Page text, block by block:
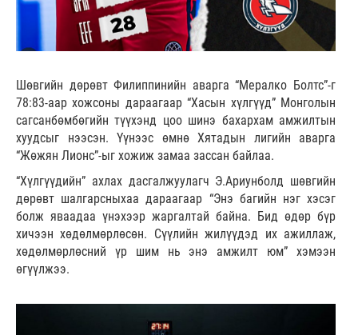
Шөвгийн дөрөвт Филиппинийн аварга “Мералко Болтс”-г
78:83-аар хожсоны дараагаар “Хасын хүлгүүд” Монголын
сагсанбөмбөгийн түүхэнд цоо шинэ бахархам амжилтын
хуудсыг нээсэн. Үүнээс өмнө Хятадын лигийн аварга
“Жөжян Лионс”-ыг хожиж замаа зассан байлаа.
“Хүлгүүдийн” ахлах дасгалжуулагч Э.Ариунболд шөвгийн
дөрөвт шалгарсныхаа дараагаар “Энэ багийн нэг хэсэг
болж яваадаа үнэхээр жаргалтай байна. Бид өдөр бүр
хичээн хөдөлмөрлөсөн. Сүүлийн жилүүдэд их ажиллаж,
хөдөлмөрлөсний үр шим нь энэ амжилт юм” хэмээн
өгүүлжээ.